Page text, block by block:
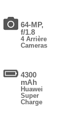
64-MP,
f/1.8
4 Arrière
Cameras
4300
mAh
Huawei
Super
Charge